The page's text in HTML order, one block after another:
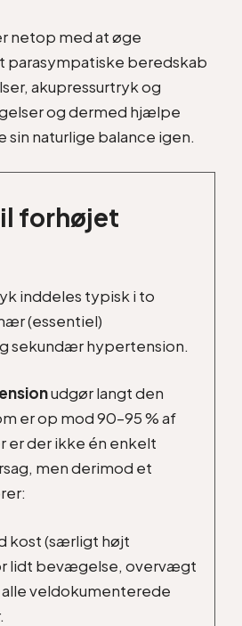
netop med at øge
parasympatiske beredskab
akupressurtryk og
og dermed hjælpe
sin naturlige balance igen.
forhøjet
inddeles typisk i to
(essentiel)
sekundær hypertension.
udgør langt den
er op mod 90–95 % af
er der ikke én enkelt
men derimod et
kost (særligt højt
lidt bevægelse, overvægt
veldokumenterede